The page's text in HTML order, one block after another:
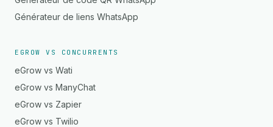
Générateur de liens WhatsApp
EGROW VS CONCURRENTS
eGrow vs Wati
eGrow vs ManyChat
eGrow vs Zapier
eGrow vs Twilio